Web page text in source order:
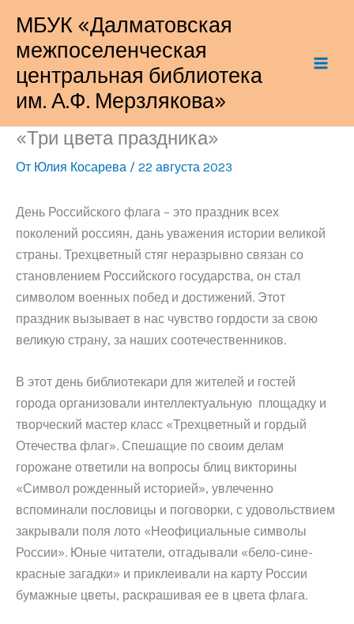
содержимому
МБУК «Далматовская
межпоселенческая
центральная библиотека
им. А.Ф. Мерзлякова»
«Три цвета праздника»
От Юлия Косарева / 22 августа 2023
День Российского флага – это праздник всех
поколений россиян, дань уважения истории великой
страны. Трехцветный стяг неразрывно связан со
становлением Российского государства, он стал
символом военных побед и достижений. Этот
праздник вызывает в нас чувство гордости за свою
великую страну, за наших соотечественников.
В этот день библиотекари для жителей и гостей
города организовали интеллектуальную площадку и
творческий мастер класс «Трехцветный и гордый
Отечества флаг». Спешащие по своим делам
горожане ответили на вопросы блиц викторины
«Символ рожденный историей», увлеченно
вспоминали пословицы и поговорки, с удовольствием
закрывали поля лото «Неофициальные символы
России». Юные читатели, отгадывали «бело-сине-
красные загадки» и приклеивали на карту России
бумажные цветы, раскрашивая ее в цвета флага.